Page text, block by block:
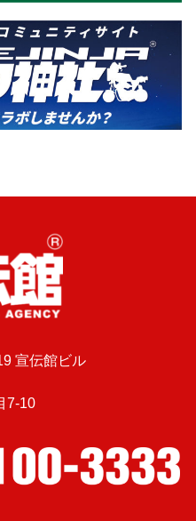
宣伝館ビル
7-10